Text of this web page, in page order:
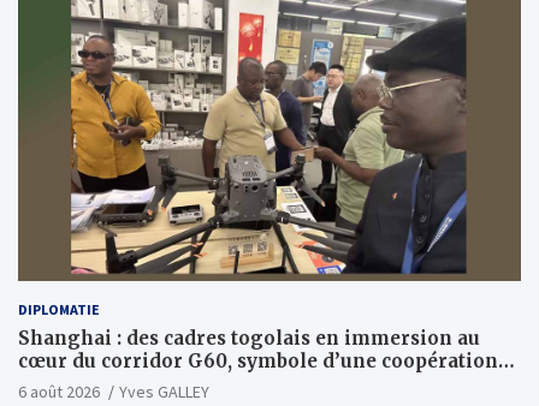
DIPLOMATIE
Shanghai : des cadres togolais en immersion au
cœur du corridor G60, symbole d’une coopération
sino-togolaise axée sur l’excellence et le leadership
6 août 2026 Yves GALLEY